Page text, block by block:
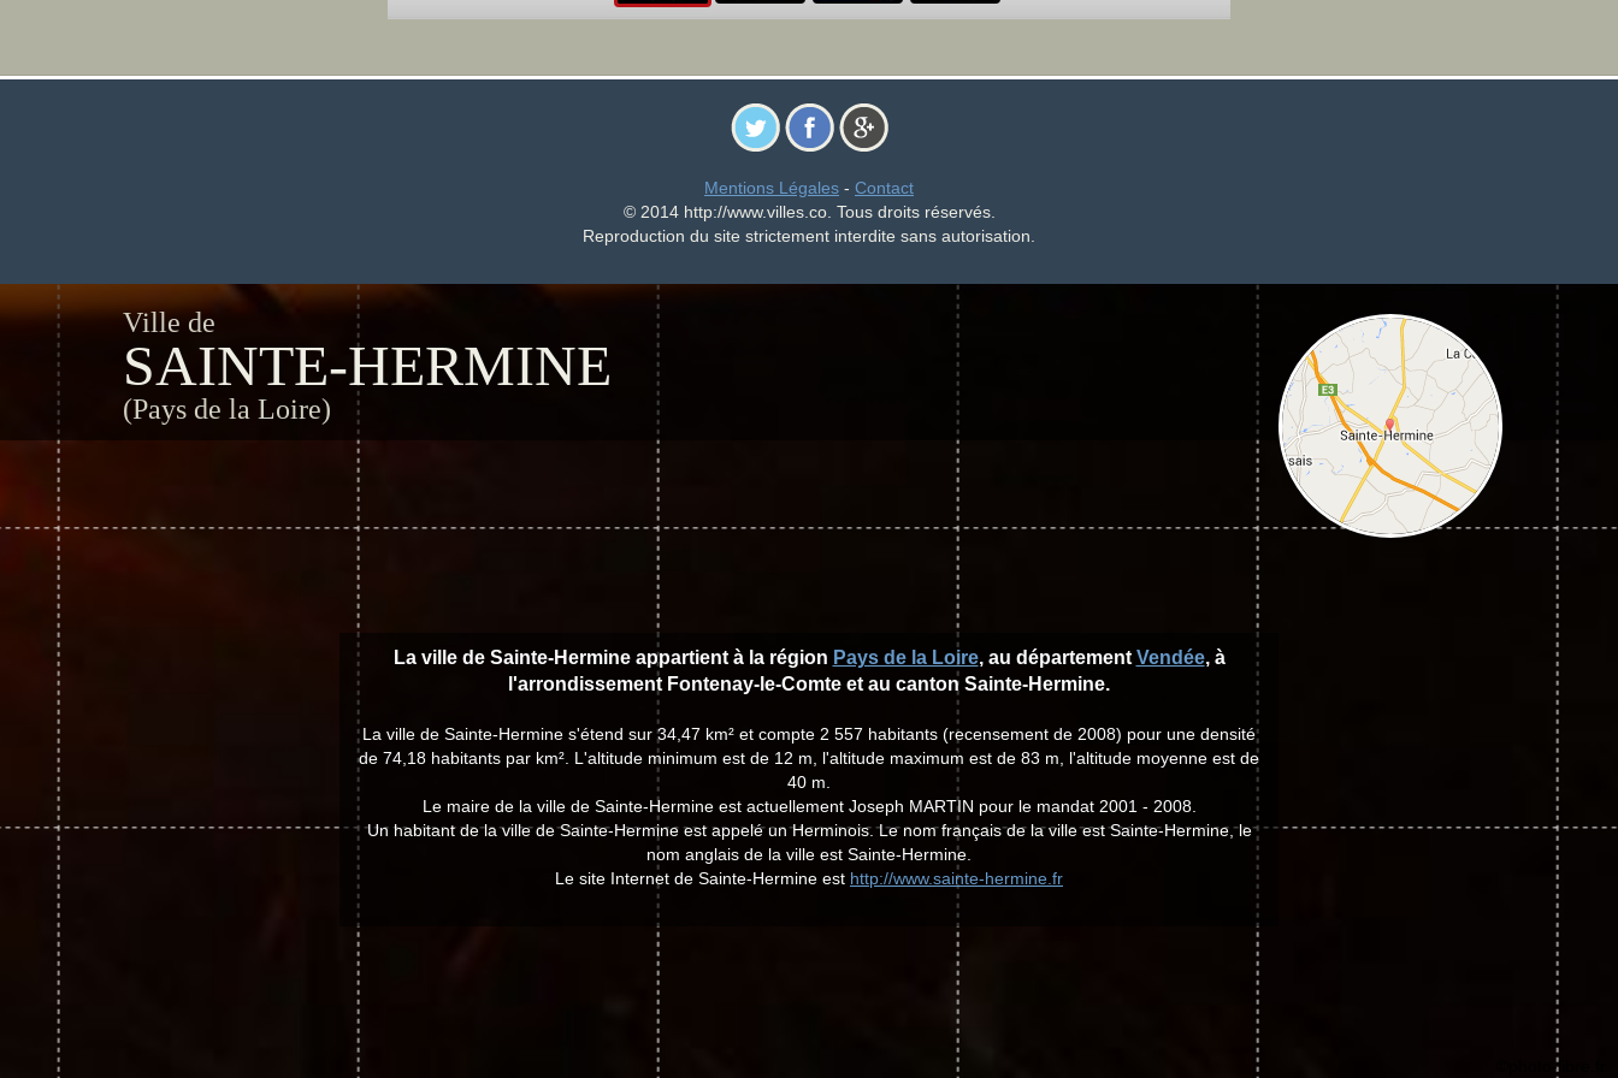
Mentions Légales - Contact
© 2014 http://www.villes.co. Tous droits réservés.
Reproduction du site strictement interdite sans autorisation.
Ville de
SAINTE-HERMINE
(Pays de la Loire)
La ville de Sainte-Hermine appartient à la région Pays de la Loire, au département Vendée, à
l'arrondissement Fontenay-le-Comte et au canton Sainte-Hermine.
La ville de Sainte-Hermine s'étend sur 34,47 km² et compte 2 557 habitants (recensement de 2008) pour une densité
de 74,18 habitants par km². L'altitude minimum est de 12 m, l'altitude maximum est de 83 m, l'altitude moyenne est de
40 m.
Le maire de la ville de Sainte-Hermine est actuellement Joseph MARTIN pour le mandat 2001 - 2008.
Un habitant de la ville de Sainte-Hermine est appelé un Herminois. Le nom français de la ville est Sainte-Hermine, le
nom anglais de la ville est Sainte-Hermine.
Le site Internet de Sainte-Hermine est http://www.sainte-hermine.fr
©photo-libre.fr